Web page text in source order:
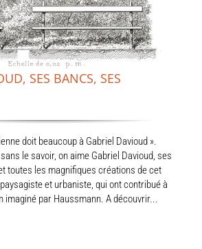
SES BANCS, SES
doit beaucoup à Gabriel Davioud ».
le savoir, on aime Gabriel Davioud, ses
toutes les magnifiques créations de cet
et urbaniste, qui ont contribué à
imaginé par Haussmann. A découvrir...